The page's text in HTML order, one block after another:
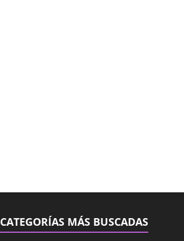
CATEGORÍAS MÁS BUSCADAS